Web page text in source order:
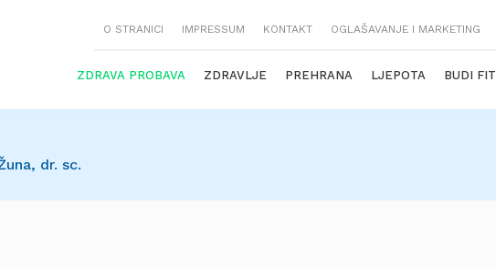
O STRANICI IMPRESSUM KONTAKT OGLAŠAVANJE I MARKETING
ZDRAVA PROBAVA ZDRAVLJE PREHRANA LJEPOTA BUDI FIT
dr. sc.